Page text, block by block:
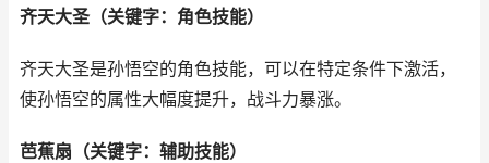
齐天大圣（关键字：角色技能）
齐天大圣是孙悟空的角色技能，可以在特定条件下激活，
使孙悟空的属性大幅度提升，战斗力暴涨。
芭蕉扇（关键字：辅助技能）